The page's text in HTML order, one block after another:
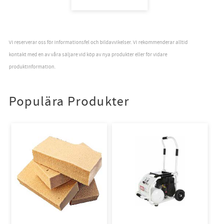
Vi reserverar oss för informationsfel och bildavvikelser. Vi rekommenderar alltid
kontakt med en av våra säljare vid köp av nya produkter eller för vidare
produktinformation.
Populära Produkter